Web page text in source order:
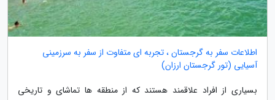
اطلاعات سفر به گرجستان ، تجربه ای متفاوت از سفر به سرزمینی
آسیایی (تور گرجستان ارزان)
بسیاری از افراد علاقمند هستند که از منطقه ها تماشای و تاریخی